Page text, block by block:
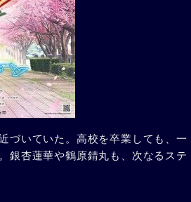
づいていた。高校を卒業しても、一
銀杏蓮華や鶴原錆丸も、次なるステ